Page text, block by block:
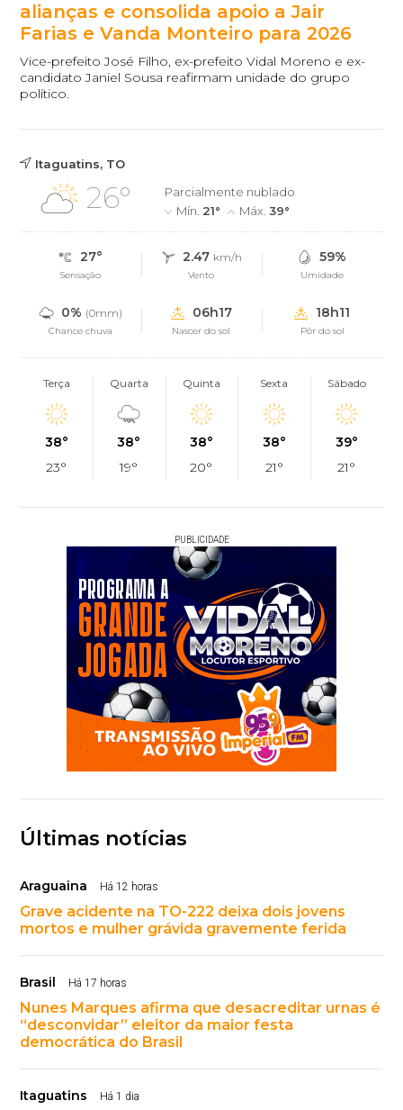
alianças e consolida apoio a Jair
Farias e Vanda Monteiro para 2026
Vice-prefeito José Filho, ex-prefeito Vidal Moreno e ex-
candidato Janiel Sousa reafirmam unidade do grupo
político.
Itaguatins, TO
26°
Parcialmente nublado
Mín. 21° Máx.39°
27°
Sensação
2.47 km/h
Vento
59%
Umidade
0% (0mm)
Chance chuva
06h17
Nascer do sol
18h11
Pôr do sol
Terça
38°
23°
Quarta
38°
19°
Quinta
38°
20°
Sexta
38°
21°
Sábado
39°
21°
PUBLICIDADE
Últimas notícias
Araguaina Há 12 horas
Grave acidente na TO-222 deixa dois jovens
mortos e mulher grávida gravemente ferida
Brasil Há 17 horas
Nunes Marques afirma que desacreditar urnas é
“desconvidar” eleitor da maior festa
democrática do Brasil
Itaguatins Há 1 dia